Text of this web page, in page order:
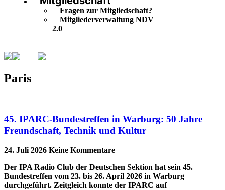
Fragen zur Mitgliedschaft?
Mitgliederverwaltung NDV
2.0
Paris
45. IPARC-Bundestreffen in Warburg: 50 Jahre
Freundschaft, Technik und Kultur
24. Juli 2026 Keine Kommentare
Der IPA Radio Club der Deutschen Sektion hat sein 45.
Bundestreffen vom 23. bis 26. April 2026 in Warburg
durchgeführt. Zeitgleich konnte der IPARC auf